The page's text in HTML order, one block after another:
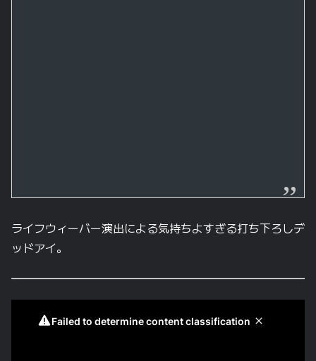
ライフウィーバー演出による気持ちよすぎる打ち下ろしデ
ッドアイ。